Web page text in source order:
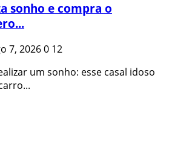
sonho e compra o
7, 20260 12
um sonho: esse casal idoso